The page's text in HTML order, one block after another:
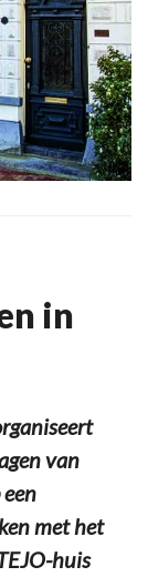
in
van
met het
huis